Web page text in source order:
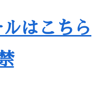
はこちら